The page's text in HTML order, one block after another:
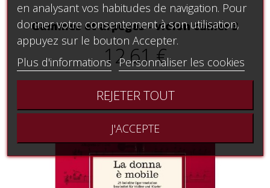
Gammes et arpèges - violon cahier 3
12,61 €
en analysant vos habitudes de navigation. Pour
donner votre consentement à son utilisation,
appuyez sur le bouton Accepter.
Plus d'informations Personnaliser les cookies
REJETER TOUT
J'ACCEPTE